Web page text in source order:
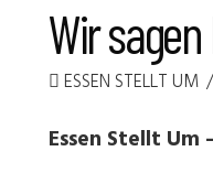
Wir
ESSEN STELLT UM
Essen Stellt Um